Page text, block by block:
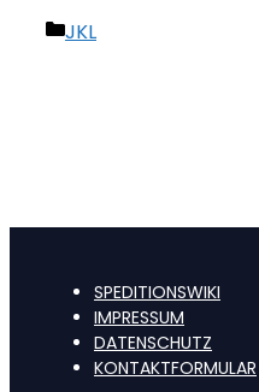
Kategorien
JKL
SPEDITIONSWIKI
IMPRESSUM
DATENSCHUTZ
KONTAKTFORMULAR